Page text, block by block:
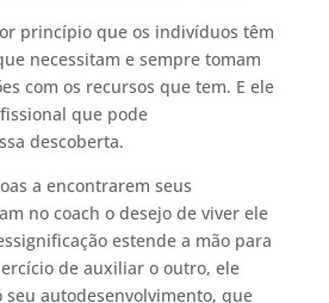
princípio que os indivíduos têm
necessitam e sempre tomam
com os recursos que tem. E ele
que pode
descoberta.
a encontrarem seus
no coach o desejo de viver ele
estende a mão para
de auxiliar o outro, ele
seu autodesenvolvimento, que